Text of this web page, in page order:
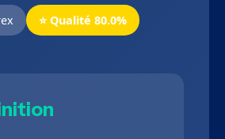
⭐ Qualité 80.0%